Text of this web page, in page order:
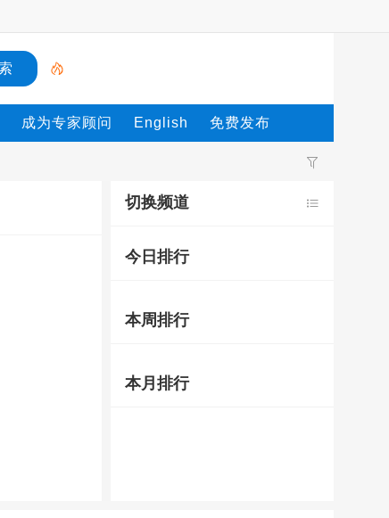
成为专家顾问 English 免费发布
切换频道
今日排行
本周排行
本月排行